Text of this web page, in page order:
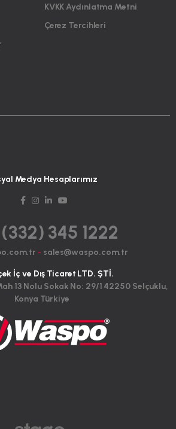
KVKK Aydınlatma Metni
Çerez Tercihleri
Medya Hesaplarımız
345 1222
- sales@waspo.com.tr
İç ve Dış Ticaret LTD. ŞTİ.
13 Nolu Sokak No: 29/1 42250 Selçuklu,
Konya Türkiye